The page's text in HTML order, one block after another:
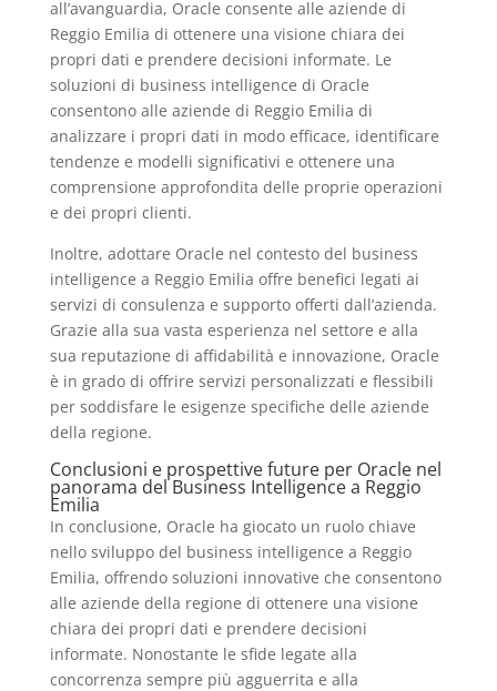
all’avanguardia, Oracle consente alle aziende di
Reggio Emilia di ottenere una visione chiara dei
propri dati e prendere decisioni informate. Le
soluzioni di business intelligence di Oracle
consentono alle aziende di Reggio Emilia di
analizzare i propri dati in modo efficace, identificare
tendenze e modelli significativi e ottenere una
comprensione approfondita delle proprie operazioni
e dei propri clienti.
Inoltre, adottare Oracle nel contesto del business
intelligence a Reggio Emilia offre benefici legati ai
servizi di consulenza e supporto offerti dall’azienda.
Grazie alla sua vasta esperienza nel settore e alla
sua reputazione di affidabilità e innovazione, Oracle
è in grado di offrire servizi personalizzati e flessibili
per soddisfare le esigenze specifiche delle aziende
della regione.
Conclusioni e prospettive future per Oracle nel
panorama del Business Intelligence a Reggio
Emilia
In conclusione, Oracle ha giocato un ruolo chiave
nello sviluppo del business intelligence a Reggio
Emilia, offrendo soluzioni innovative che consentono
alle aziende della regione di ottenere una visione
chiara dei propri dati e prendere decisioni
informate. Nonostante le sfide legate alla
concorrenza sempre più agguerrita e alla